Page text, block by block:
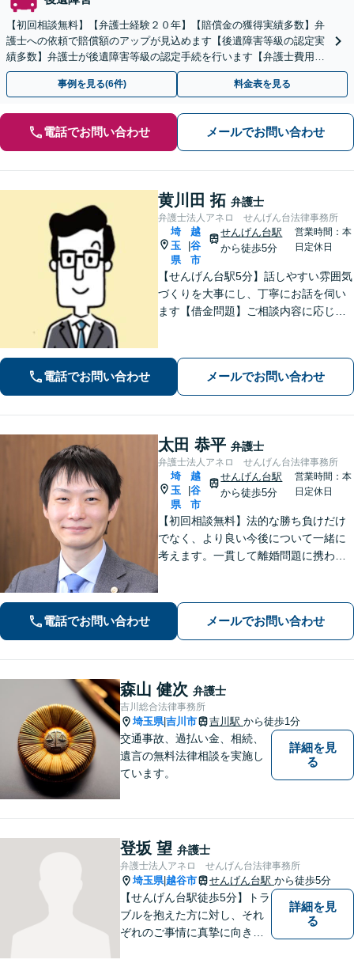
【初回相談無料】【弁護士経験２０年】【賠償金の獲得実績多数】弁
護士への依頼で賠償額のアップが見込めます【後遺障害等級の認定実
績多数】弁護士が後遺障害等級の認定手続を行います【弁護士費用特
約で弁護士費用0円】【せんげん台駅徒歩5分】
事例を見る(6件) 料金表を見る
電話でお問い合わせ メールでお問い合わせ
黄川田 拓 弁護士
弁護士法人アネロ せんげん台法律事務所
埼
玉
県
|
越
谷
市
せんげん台駅
から徒歩5分
営業時間：本
日定休日
【せんげん台駅5分】話しやすい雰囲気
づくりを大事にし、丁寧にお話を伺い
ます【借金問題】ご相談内容に応じて
勤務経験を活かし、相談者さま目線に
立った的確なアドバイスを【初回相談
無料】
電話でお問い合わせ メールでお問い合わせ
太田 恭平 弁護士
弁護士法人アネロ せんげん台法律事務所
埼
玉
県
|
越
谷
市
せんげん台駅
から徒歩5分
営業時間：本
日定休日
【初回相談無料】法的な勝ち負けだけ
でなく、より良い今後について一緒に
考えます。一貫して離婚問題に携わり
ずご相談ください【完全個室】【せん
げん台駅より徒歩5分】
電話でお問い合わせ メールでお問い合わせ
森山 健次 弁護士
吉川総合法律事務所
埼玉県|吉川市 吉川駅 から徒歩1分
交通事故、過払い金、相続、
遺言の無料法律相談を実施し
ています。
詳細を見
る
登坂 望 弁護士
弁護士法人アネロ せんげん台法律事務所
埼玉県|越谷市 せんげん台駅 から徒歩5分
【せんげん台駅徒歩5分】トラ
ブルを抱えた方に対し、それ
ぞれのご事情に真摯に向き合
詳細を見
る